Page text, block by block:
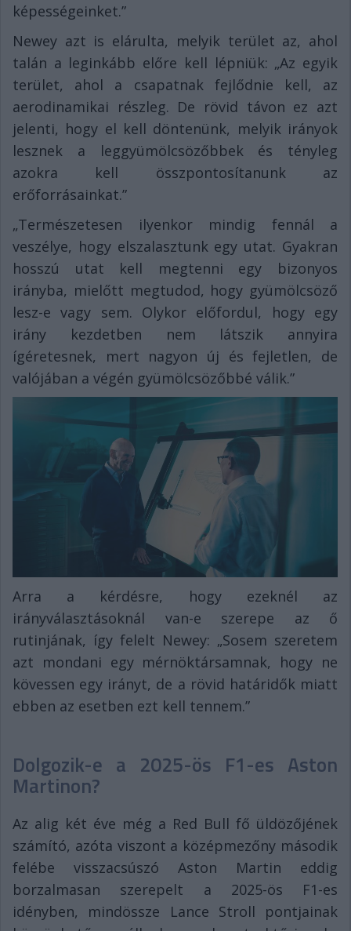
képességeinket.”
Newey azt is elárulta, melyik terület az, ahol
talán a leginkább előre kell lépniük: „Az egyik
terület, ahol a csapatnak fejlődnie kell, az
aerodinamikai részleg. De rövid távon ez azt
jelenti, hogy el kell döntenünk, melyik irányok
lesznek a leggyümölcsözőbbek és tényleg
azokra kell összpontosítanunk az
erőforrásainkat.”
„Természetesen ilyenkor mindig fennál a
veszélye, hogy elszalasztunk egy utat. Gyakran
hosszú utat kell megtenni egy bizonyos
irányba, mielőtt megtudod, hogy gyümölcsöző
lesz-e vagy sem. Olykor előfordul, hogy egy
irány kezdetben nem látszik annyira
ígéretesnek, mert nagyon új és fejletlen, de
valójában a végén gyümölcsözőbbé válik.”
Arra a kérdésre, hogy ezeknél az
irányválasztásoknál van-e szerepe az ő
rutinjának, így felelt Newey: „Sosem szeretem
azt mondani egy mérnöktársamnak, hogy ne
kövessen egy irányt, de a rövid határidők miatt
ebben az esetben ezt kell tennem.”
Dolgozik-e a 2025-ös F1-es Aston
Martinon?
Az alig két éve még a Red Bull fő üldözőjének
számító, azóta viszont a középmezőny második
felébe visszacsúszó Aston Martin eddig
borzalmasan szerepelt a 2025-ös F1-es
idényben, mindössze Lance Stroll pontjainak